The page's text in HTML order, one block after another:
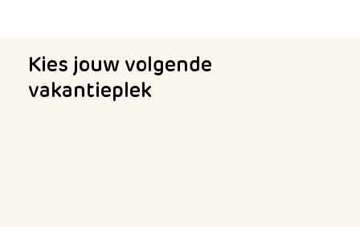
Kies jouw volgende
vakantieplek